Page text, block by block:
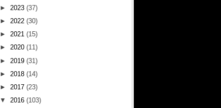
► 2023 (37)
► 2022 (30)
► 2021 (15)
► 2020 (11)
► 2019 (31)
► 2018 (14)
► 2017 (23)
▼
2016 (103)